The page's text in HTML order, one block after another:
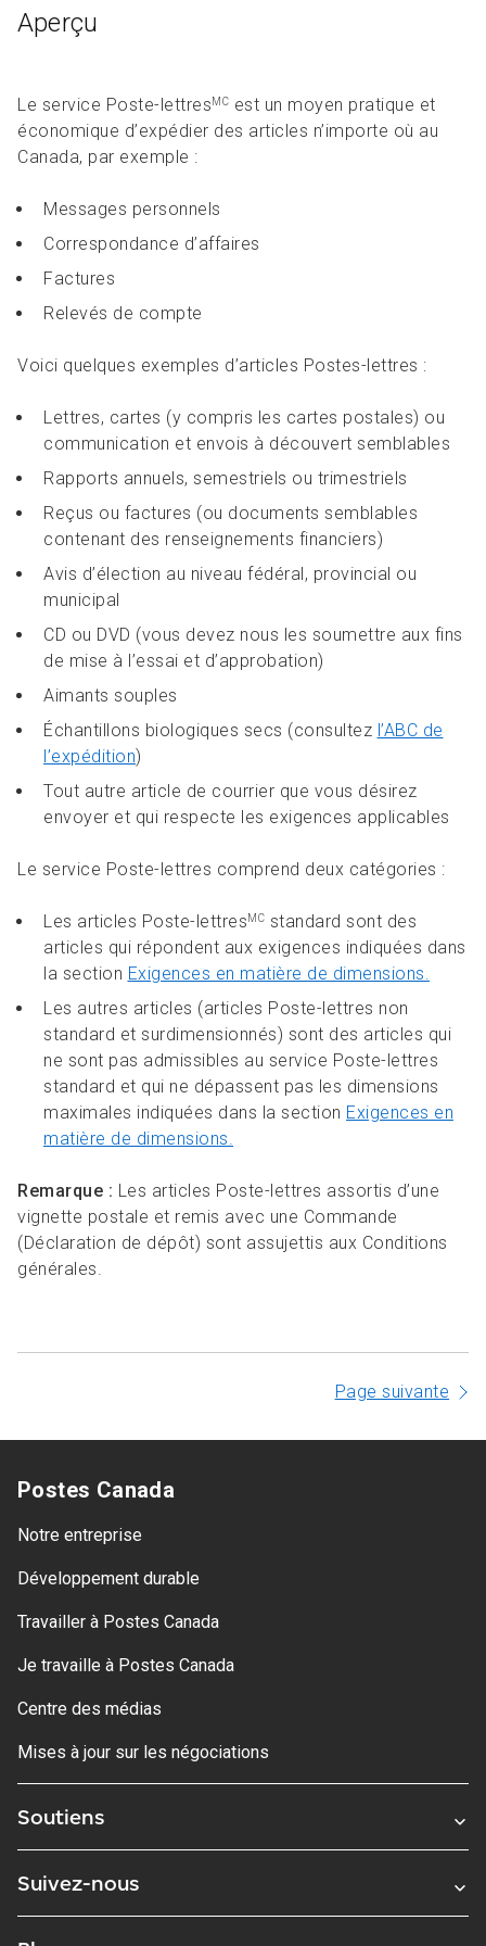
Aperçu
Le service Poste-lettresMC est un moyen pratique et
économique d’expédier des articles n’importe où au
Canada, par exemple :
Messages personnels
Correspondance d’affaires
Factures
Relevés de compte
Voici quelques exemples d’articles Postes-lettres :
Lettres, cartes (y compris les cartes postales) ou
communication et envois à découvert semblables
Rapports annuels, semestriels ou trimestriels
Reçus ou factures (ou documents semblables
contenant des renseignements financiers)
Avis d’élection au niveau fédéral, provincial ou
municipal
CD ou DVD (vous devez nous les soumettre aux fins
de mise à l’essai et d’approbation)
Aimants souples
Échantillons biologiques secs (consultez l’ABC de
l’expédition)
Tout autre article de courrier que vous désirez
envoyer et qui respecte les exigences applicables
Le service Poste-lettres comprend deux catégories :
Les articles Poste-lettresMC standard sont des
articles qui répondent aux exigences indiquées dans
la section Exigences en matière de dimensions.
Les autres articles (articles Poste-lettres non
standard et surdimensionnés) sont des articles qui
ne sont pas admissibles au service Poste-lettres
standard et qui ne dépassent pas les dimensions
maximales indiquées dans la section Exigences en
matière de dimensions.
Remarque : Les articles Poste-lettres assortis d’une
vignette postale et remis avec une Commande
(Déclaration de dépôt) sont assujettis aux Conditions
générales.
Page suivante
Postes Canada
Notre entreprise
Développement durable
Travailler à Postes Canada
Je travaille à Postes Canada
Centre des médias
Mises à jour sur les négociations
Soutiens
Suivez-nous